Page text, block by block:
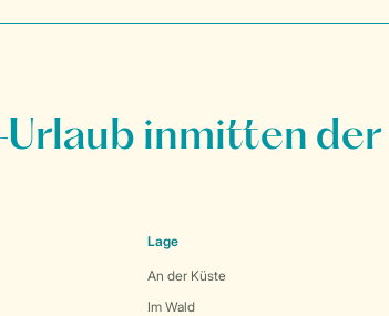
Urlaub inmitten
Lage
An der Küste
Im Wald